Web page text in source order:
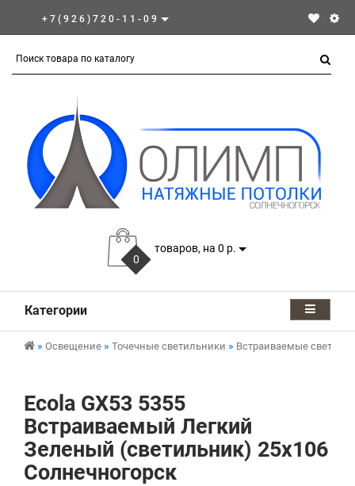
+7(926)720-11-09
0
товаров, на 0 р.
Категории
Освещение Точечные светильники Встраиваемые
Ecola GX53 5355
Встраиваемый Легкий
Зеленый (светильник) 25x106
Солнечногорск